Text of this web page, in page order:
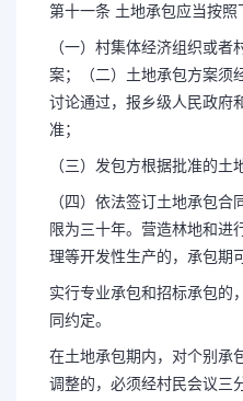
第十一条 土地承包应当按照
（一）村集体经济组织或
案；（二）土地承包方案须
讨论通过，报乡级人民政府
准；
（三）发包方根据批准的土
（四）依法签订土地承包
限为三十年。营造林地和进
理等开发性生产的，承包期
实行专业承包和招标承包的
同约定。
在土地承包期内，对个别承
调整的，必须经村民会议三